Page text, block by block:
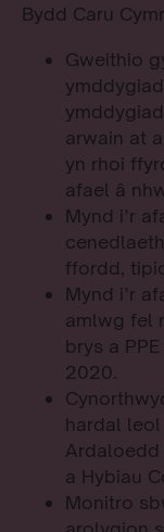
Bydd Caru
Gweithio
arwain at
yn rhoi
afael â
Mynd i’r
ffordd,
Mynd i’r
amlwg fel
brys a
2020.
hardal
Ardaloedd
a Hybiau
Monitro